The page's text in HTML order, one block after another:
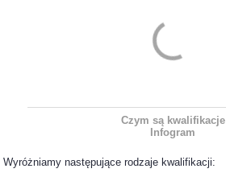
Czym są kwalifikacje
Infogram
Wyróżniamy następujące rodzaje kwalifikacji: